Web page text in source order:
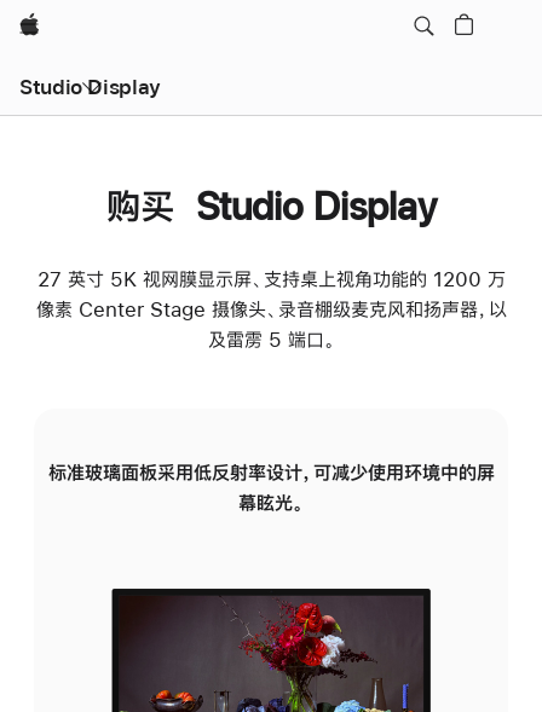
Apple
Studio Display
购买 Studio Display
27 英寸 5K 视网膜显示屏、支持桌上视角功能的 1200 万
像素 Center Stage 摄像头、录音棚级麦克风和扬声器，以
及雷雳 5 端口。
标准玻璃面板采用低反射率设计，可减少使用环境中的屏
幕眩光。